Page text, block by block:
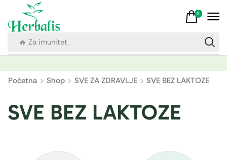
🔥 Za imunitet
0
Početna Shop SVE ZA ZDRAVLJE SVE BEZ LAKTOZE
SVE BEZ LAKTOZE